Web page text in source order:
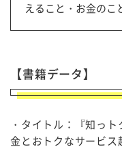
えること・お金のこ
【書籍データ】
・タイトル：『知っ
金とおトクなサービス